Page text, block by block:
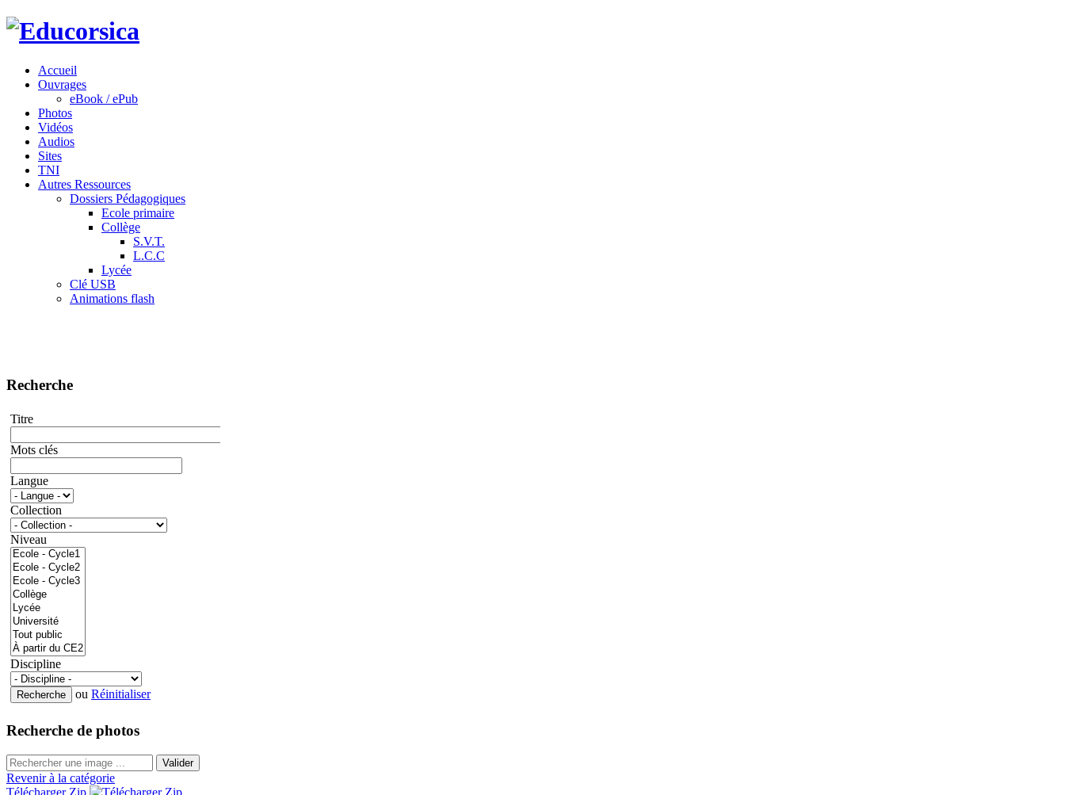
Accueil
Ouvrages
eBook / ePub
Photos
Vidéos
Audios
Sites
TNI
Autres Ressources
Dossiers Pédagogiques
Ecole primaire
Collège
S.V.T.
L.C.C
Lycée
Clé USB
Animations flash
Recherche
Titre
Mots clés
Langue
Collection
Niveau
Discipline
ou Réinitialiser
Recherche de photos
Valider
Revenir à la catégorie
Télécharger Zip